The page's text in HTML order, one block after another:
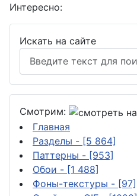
Интересно:
Искать на сайте
Смотрим:
Главная
Разделы - [5 864]
Паттерны - [953]
Обои - [1 488]
Фоны-текстуры - [97]